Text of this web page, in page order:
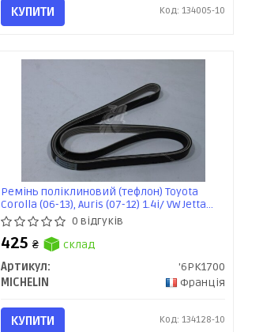
КУПИТИ Код: 134005-10
Ремінь поліклиновий (тефлон) Toyota
Corolla (06-13), Auris (07-12) 1.4i/ VW Jetta
(III,IV) 1.4 TSI (6PK1700) MICHELIN
0 відгуків
425₴
склад
Артикул:
'6PK1700
MICHELIN
Франція
КУПИТИ Код: 134128-10